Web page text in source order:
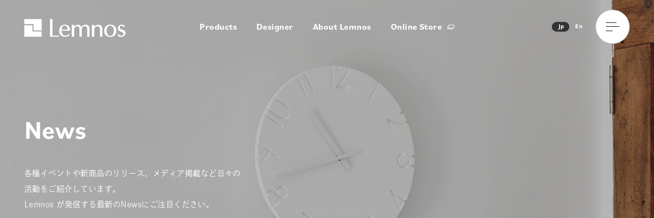
Products Designer About Lemnos Online Store Jp En
News
各種イベントや新商品のリリース、メディア掲載など日々の
活動をご紹介しています。
Lemnos が発信する最新のNewsにご注目ください。